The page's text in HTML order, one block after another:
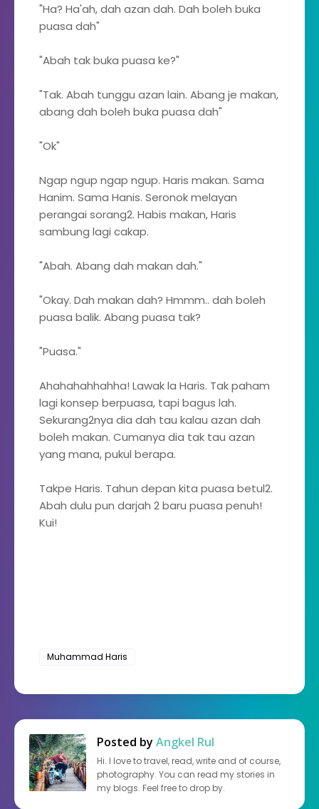
"Ha? Ha'ah, dah azan dah. Dah boleh buka
puasa dah"
"Abah tak buka puasa ke?"
"Tak. Abah tunggu azan lain. Abang je makan,
abang dah boleh buka puasa dah"
"Ok"
Ngap ngup ngap ngup. Haris makan. Sama
Hanim. Sama Hanis. Seronok melayan
perangai sorang2. Habis makan, Haris
sambung lagi cakap.
"Abah. Abang dah makan dah."
"Okay. Dah makan dah? Hmmm.. dah boleh
puasa balik. Abang puasa tak?
"Puasa."
Ahahahahhahha! Lawak la Haris. Tak paham
lagi konsep berpuasa, tapi bagus lah.
Sekurang2nya dia dah tau kalau azan dah
boleh makan. Cumanya dia tak tau azan
yang mana, pukul berapa.
Takpe Haris. Tahun depan kita puasa betul2.
Abah dulu pun darjah 2 baru puasa penuh!
Kui!
Muhammad Haris
Posted by Angkel Rul
Hi. I love to travel, read, write and of course,
photography. You can read my stories in
my blogs. Feel free to drop by.